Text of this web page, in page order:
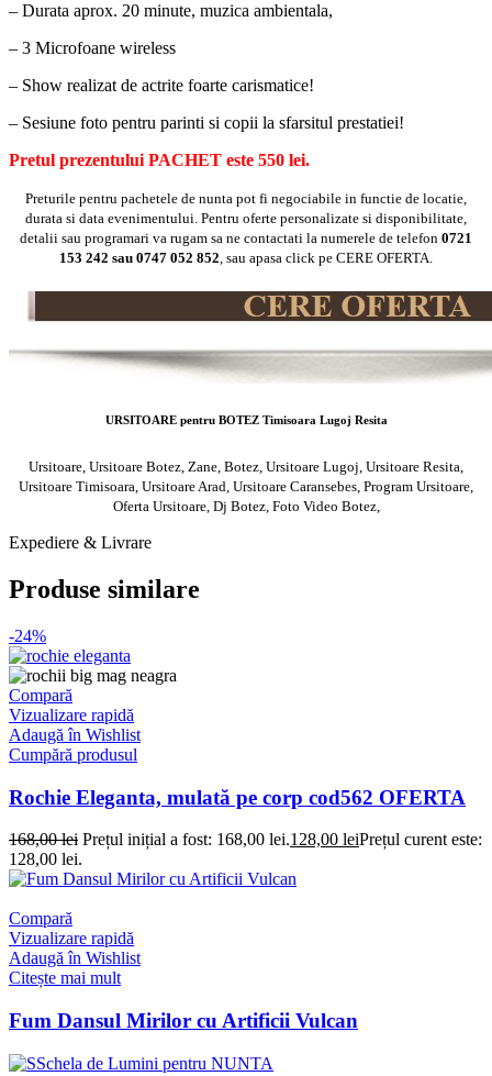
– Durata aprox. 20 minute, muzica ambientala,
– 3 Microfoane wireless
– Show realizat de actrite foarte carismatice!
– Sesiune foto pentru parinti si copii la sfarsitul prestatiei!
Pretul prezentului PACHET este 550 lei.
Preturile pentru pachetele de nunta pot fi negociabile in functie de locatie,
durata si data evenimentului. Pentru oferte personalizate si disponibilitate,
detalii sau programari va rugam sa ne contactati la numerele de telefon 0721
153 242 sau 0747 052 852, sau apasa click pe CERE OFERTA.
URSITOARE pentru BOTEZ Timisoara Lugoj Resita
Ursitoare, Ursitoare Botez, Zane, Botez, Ursitoare Lugoj, Ursitoare Resita,
Ursitoare Timisoara, Ursitoare Arad, Ursitoare Caransebes, Program Ursitoare,
Oferta Ursitoare, Dj Botez, Foto Video Botez,
Expediere & Livrare
Produse similare
-24%
Compară
Vizualizare rapidă
Adaugă în Wishlist
Cumpără produsul
Rochie Eleganta, mulată pe corp cod562 OFERTA
168,00lei Prețul inițial a fost: 168,00 lei.128,00 leiPrețul curent este:
128,00 lei.
Compară
Vizualizare rapidă
Adaugă în Wishlist
Citește mai mult
Fum Dansul Mirilor cu Artificii Vulcan